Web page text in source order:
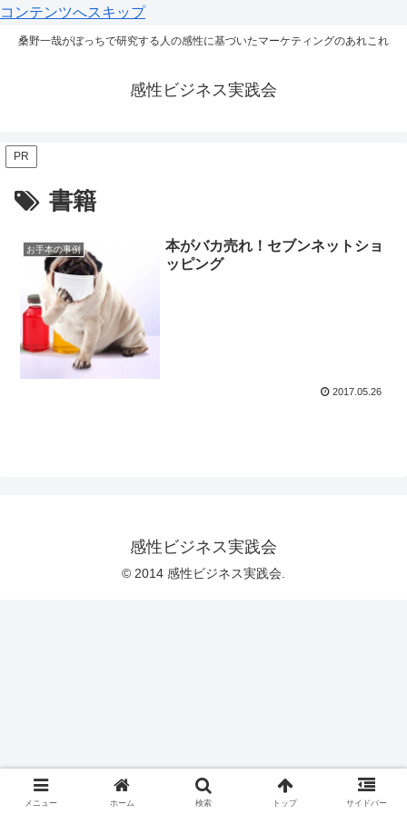
コンテンツへスキップ
桑野一哉がぼっちで研究する人の感性に基づいたマーケティングのあれこれ
感性ビジネス実践会
PR
書籍
お手本の事例
本がバカ売れ！セブンネットショ
ッピング
2017.05.26
感性ビジネス実践会
© 2014 感性ビジネス実践会.
メニュー ホーム 検索 トップ サイドバー